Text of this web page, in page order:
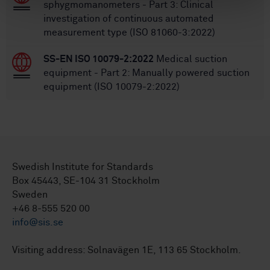
sphygmomanometers - Part 3: Clinical
investigation of continuous automated
measurement type (ISO 81060-3:2022)
SS-EN ISO 10079-2:2022 Medical suction
equipment - Part 2: Manually powered suction
equipment (ISO 10079-2:2022)
Swedish Institute for Standards
Box 45443, SE-104 31 Stockholm
Sweden
+46 8-555 520 00
info@sis.se
Visiting address: Solnavägen 1E, 113 65 Stockholm.